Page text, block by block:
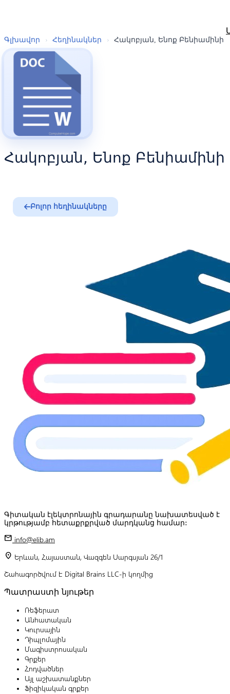
Գլխավոր › Հեղինակներ › Հակոբյան, Ենոք Բենիամինի
Հակոբյան, Ենոք Բենիամինի
Բոլոր հեղինակները
Գիտական էլեկտրոնային գրադարանը նախատեսված է
կրթությամբ հետաքրքրված մարդկանց համար:
mail info@elib.am
location_on Երևան, Հայաստան, Վազգեն Սարգսյան 26/1
Շահագործվում է Digital Brains LLC-ի կողմից
Պատրաստի նյութեր
Ռեֆերատ
Անհատական
Կուրսային
Դիպլոմային
Մագիստրոսական
Գրքեր
Հոդվածներ
Այլ աշխատանքներ
Ֆիզիկական գրքեր